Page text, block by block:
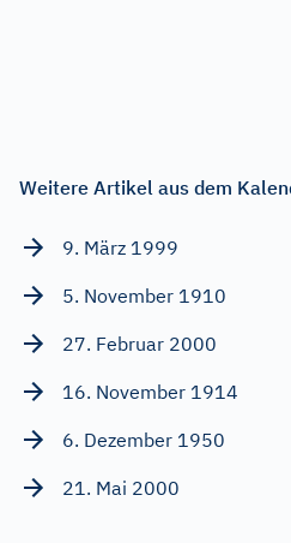
Weitere Artikel aus dem
9. März 1999
5. November 1910
27. Februar 2000
16. November 1914
6. Dezember 1950
21. Mai 2000